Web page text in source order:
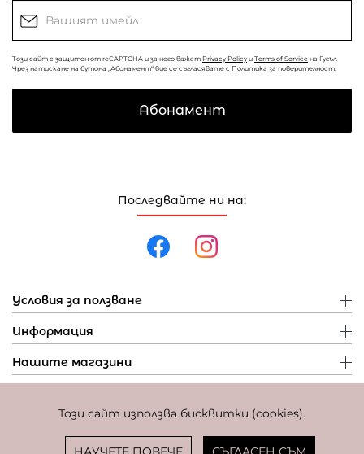
Този сайт използва бисквитки (cookies).
Последвайте ни на:
Условия за ползване
Информация
Нашите магазини
Този сайт е защитен от reCAPTCHA и за него важат Privacy Policy и Terms of Service на Гугъл.
Чрез натискане на бутона „Абонамент“ вие се съгласявате с Политика за поверителност
Абонамент
Фиксиран курс за превалутиране: 1 EUR = 1,95583 BGN